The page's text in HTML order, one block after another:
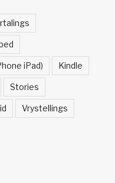
iPad) Kindle
Stories
Vrystellings